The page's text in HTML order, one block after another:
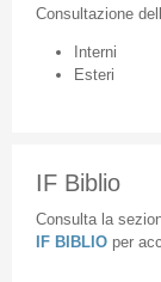
Consultazione
Interni
Esteri
IF Biblio
Consulta la
IF BIBLIO per